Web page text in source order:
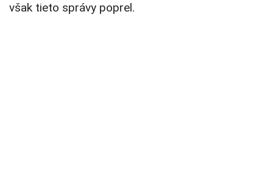
však tieto správy poprel.